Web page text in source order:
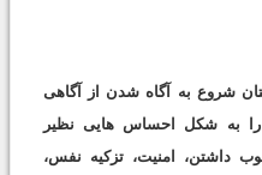
شروع به آگاه شدن از آگاهی
به شکل احساس هایی نظیر
داشتن، امنیت، تزکیه نفس،